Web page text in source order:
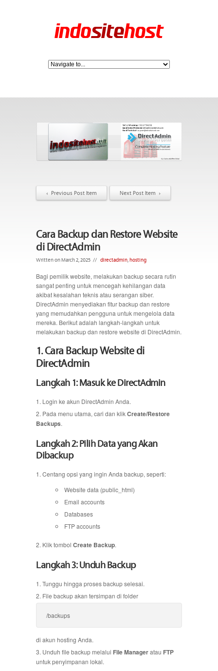
Previous Post Item Next Post Item
Cara Backup dan Restore Website
di DirectAdmin
Written on March 2, 2025 // directadmin,hosting
Bagi pemilik website, melakukan backup secara rutin
sangat penting untuk mencegah kehilangan data
akibat kesalahan teknis atau serangan siber.
DirectAdmin menyediakan fitur backup dan restore
yang memudahkan pengguna untuk mengelola data
mereka. Berikut adalah langkah-langkah untuk
melakukan backup dan restore website di DirectAdmin.
1. Cara Backup Website di
DirectAdmin
Langkah 1: Masuk ke DirectAdmin
Login ke akun DirectAdmin Anda.
Pada menu utama, cari dan klikCreate/Restore
Backups.
Langkah 2: Pilih Data yang Akan
Dibackup
Centang opsi yang ingin Anda backup, seperti:
Website data (public_html)
Email accounts
Databases
FTP accounts
Klik tombol Create Backup.
Langkah 3: Unduh Backup
Tunggu hingga proses backup selesai.
File backup akan tersimpan di folder
/backups
di akun hosting Anda.
Unduh file backup melalui File Manageratau FTP
untuk penyimpanan lokal.